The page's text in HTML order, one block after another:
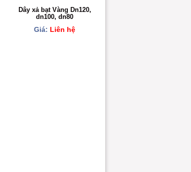
Dây xả bạt Vàng Dn120,
dn100, dn80
Giá: Liên hệ